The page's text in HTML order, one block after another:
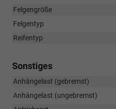
Felgengröße
Felgentyp
Reifentyp
Sonstiges
Anhängelast (gebremst)
Anhängelast (ungebremst)